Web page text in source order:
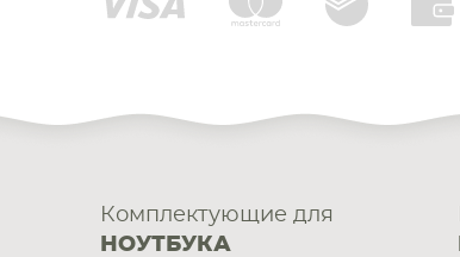
Комплектующие для
НОУТБУКА